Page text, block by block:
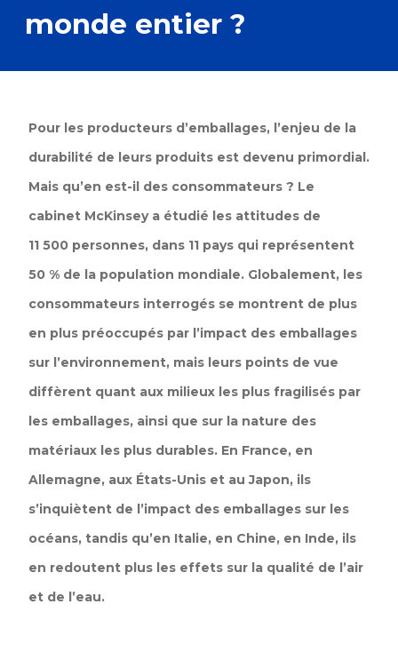
monde entier ?
Pour les producteurs d’emballages, l’enjeu de la
durabilité de leurs produits est devenu primordial.
Mais qu’en est-il des consommateurs ? Le
cabinet McKinsey a étudié les attitudes de
11 500 personnes, dans 11 pays qui représentent
50 % de la population mondiale. Globalement, les
consommateurs interrogés se montrent de plus
en plus préoccupés par l’impact des emballages
sur l’environnement, mais leurs points de vue
diffèrent quant aux milieux les plus fragilisés par
les emballages, ainsi que sur la nature des
matériaux les plus durables. En France, en
Allemagne, aux États-Unis et au Japon, ils
s’inquiètent de l’impact des emballages sur les
océans, tandis qu’en Italie, en Chine, en Inde, ils
en redoutent plus les effets sur la qualité de l’air
et de l’eau.